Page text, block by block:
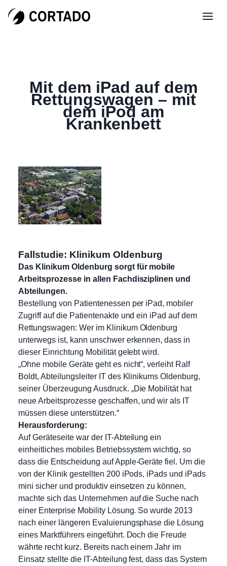
Mit dem iPad auf dem
Rettungswagen – mit
dem iPod am
Krankenbett
Fallstudie: Klinikum Oldenburg
Das Klinikum Oldenburg sorgt für mobile
Arbeitsprozesse in allen Fachdisziplinen und
Abteilungen.
Bestellung von Patientenessen per iPad, mobiler
Zugriff auf die Patientenakte und ein iPad auf dem
Rettungswagen: Wer im Klinikum Oldenburg
unterwegs ist, kann unschwer erkennen, dass in
dieser Einrichtung Mobilität gelebt wird.
„Ohne mobile Geräte geht es nicht“, verleiht Ralf
Boldt, Abteilungsleiter IT des Klinikums Oldenburg,
seiner Überzeugung Ausdruck. „Die Mobilität hat
neue Arbeitsprozesse geschaffen, und wir als IT
müssen diese unterstützen.“
Herausforderung:
Auf Geräteseite war der IT-Abteilung ein
einheitliches mobiles Betriebssystem wichtig, so
dass die Entscheidung auf Apple-Geräte fiel. Um die
von der Klinik gestellten 200 iPods, iPads und iPads
mini sicher und produktiv einsetzen zu können,
machte sich das Unternehmen auf die Suche nach
einer Enterprise Mobility Lösung. So wurde 2013
nach einer längeren Evaluierungsphase die Lösung
eines Marktführers eingeführt. Doch die Freude
währte recht kurz. Bereits nach einem Jahr im
Einsatz stellte die IT-Abteilung fest, dass das System